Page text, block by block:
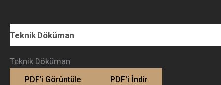
Teknik Döküman
Teknik Döküman
PDF'i Görüntüle PDF'i İndir